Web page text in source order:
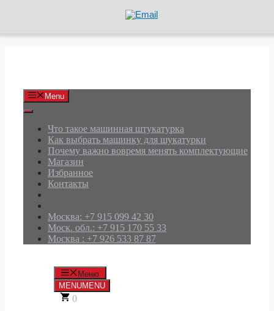
Menu
Что такое машинная штукатурка
Как выбрать машинку для шукатурки
Почему важно вовремя менять комплектующие
Магазин
Избранное
Контакты
Москва: +7 915 099 42 30
Моск. обл.: +7 915 170 55 33
Москва : +7 926 533 87 87
Меню
MENUMENU
0